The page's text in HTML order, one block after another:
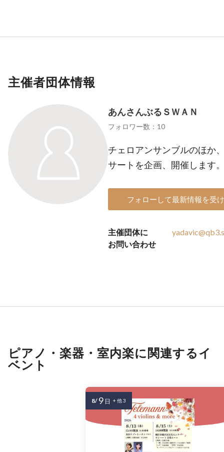
主催者団体情報
あんさんぶるＳＷＡＮ
フォロワー数：10
チェロアンサンブルのほか
サートを企画、開催します
フォローして最新情報を受
主催団体に
お問い合わせ
ピアノ・楽器・室内楽に関連するイ
ベント
8/ 9 日 + 他 3